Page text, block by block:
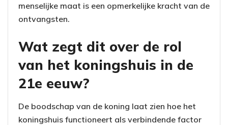
menselijke maat is een opmerkelijke kracht van de
ontvangsten.
Wat zegt dit over de rol
van het koningshuis in de
21e eeuw?
De boodschap van de koning laat zien hoe het
koningshuis functioneert als verbindende factor